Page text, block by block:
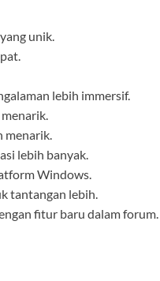
unik.
lebih immersif.
menarik.
lebih banyak.
Windows.
tantangan lebih.
fitur baru dalam forum.